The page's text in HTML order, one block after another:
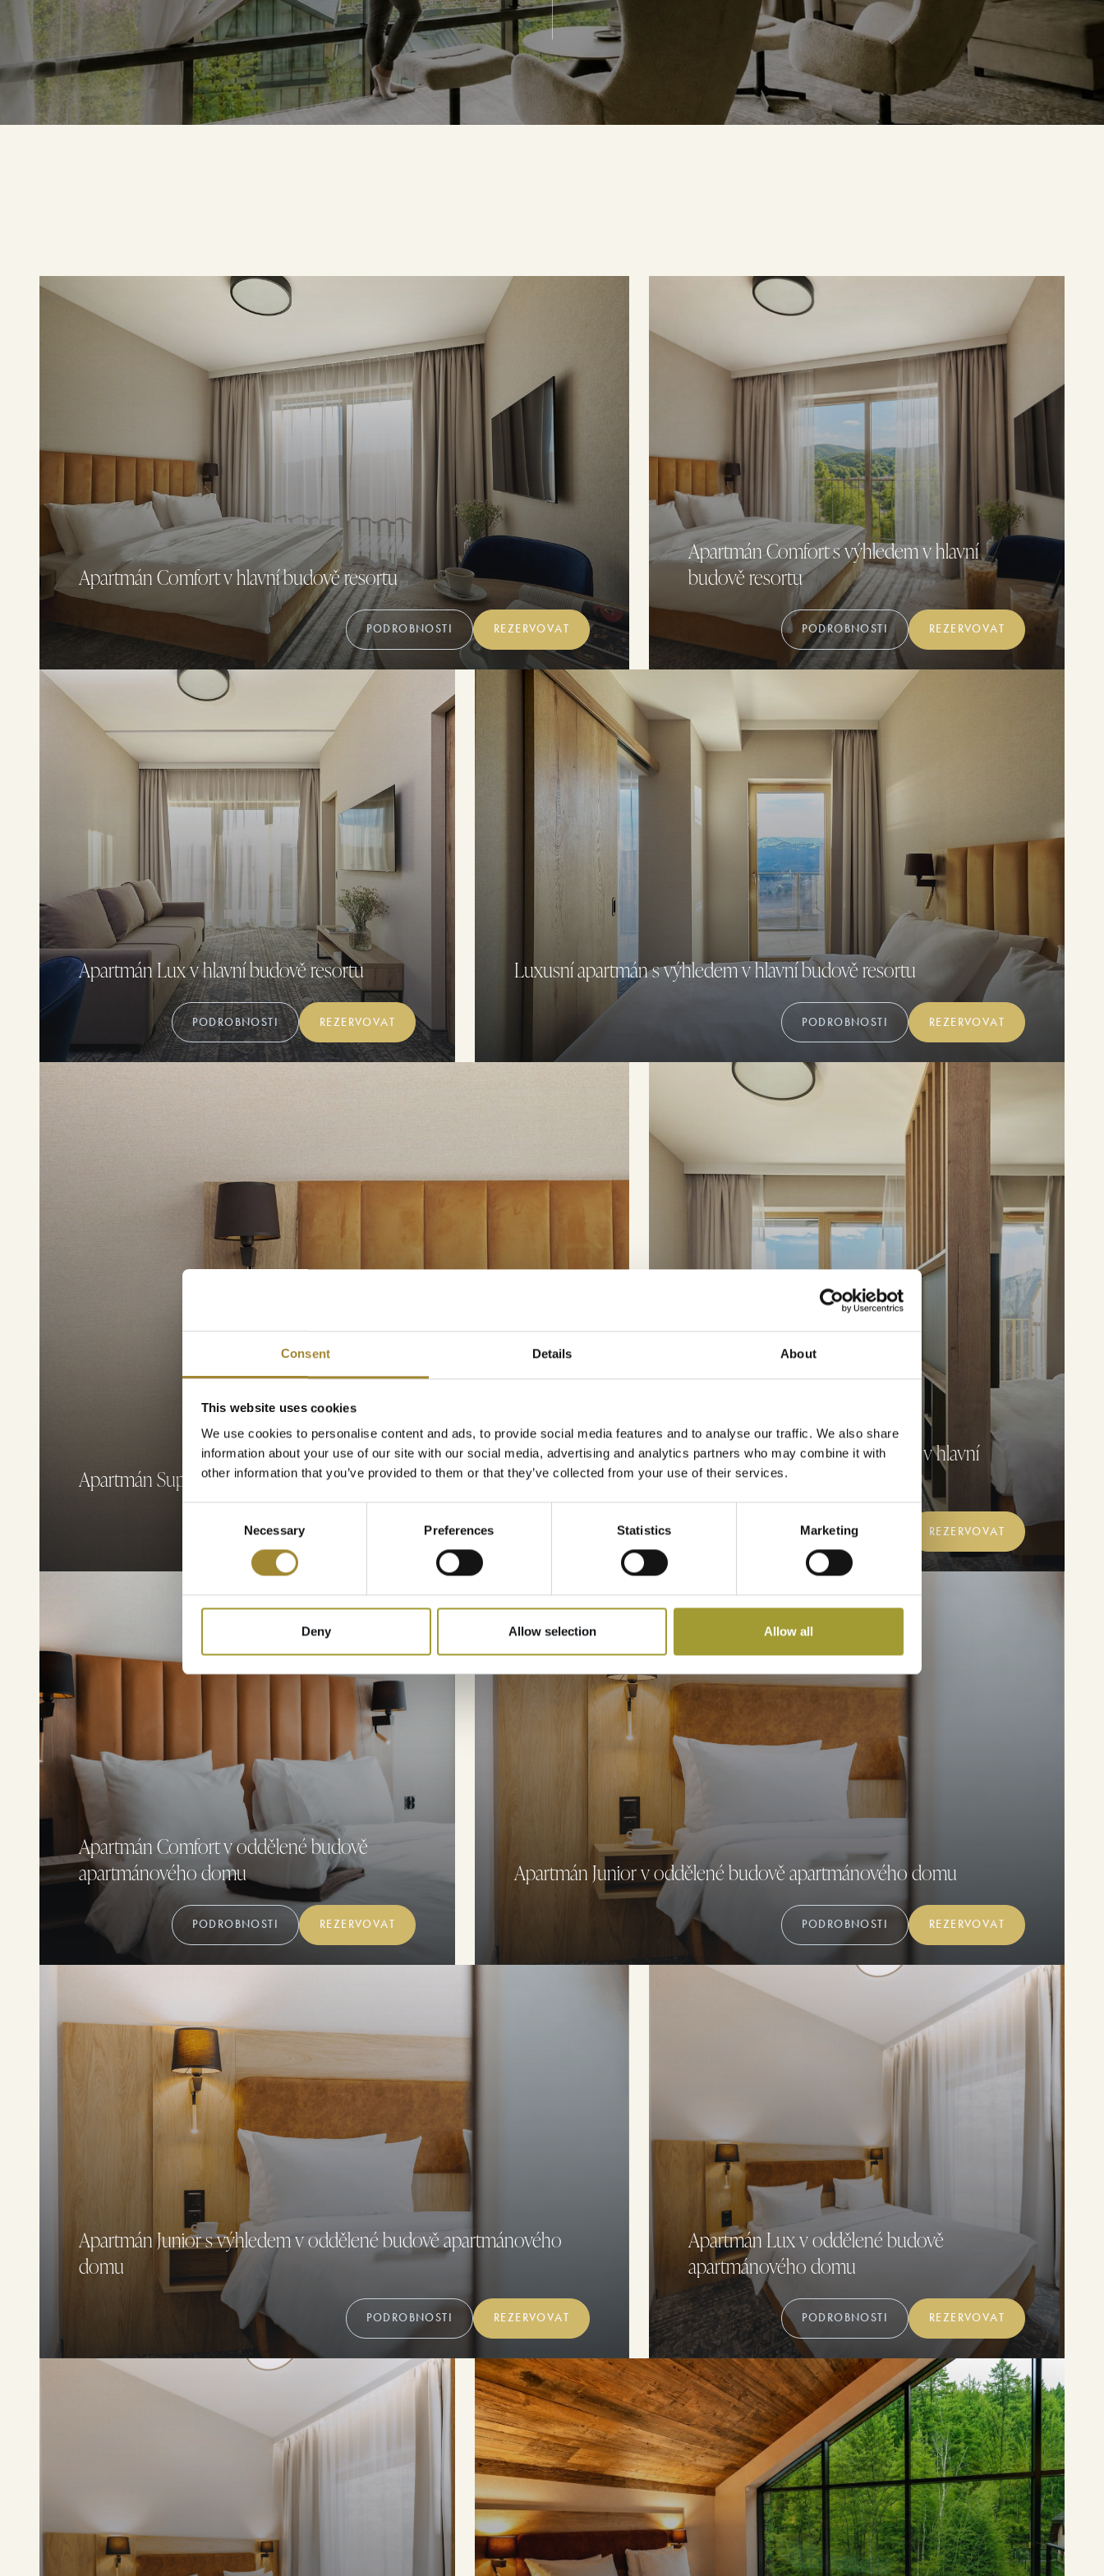
Consent Details About
This website uses cookies
We use cookies to personalise content and ads, to provide social media features and to analyse our traffic. We also share
information about your use of our site with our social media, advertising and analytics partners who may combine it with
other information that you’ve provided to them or that they’ve collected from your use of their services.
Necessary Preferences Statistics Marketing
Deny Allow selection Allow all
Apartmán Comfort v hlavní budově resortu
PODROBNOSTI REZERVOVAT
Apartmán Comfort s výhledem v hlavní
budově resortu
PODROBNOSTI REZERVOVAT
Apartmán Lux v hlavní budově resortu
PODROBNOSTI REZERVOVAT
Luxusní apartmán s výhledem v hlavní budově resortu
PODROBNOSTI REZERVOVAT
Apartmán Superior v hlavní budově resortu
PODROBNOSTI
Apartmán Superior s výhledem v hlavní
budově resortu
PODROBNOSTI REZERVOVAT
Apartmán Comfort v oddělené budově
apartmánového domu
PODROBNOSTI REZERVOVAT
Apartmán Junior v oddělené budově apartmánového domu
PODROBNOSTI REZERVOVAT
Apartmán Junior s výhledem v oddělené budově apartmánového
domu
PODROBNOSTI REZERVOVAT
Apartmán Lux v oddělené budově
apartmánového domu
PODROBNOSTI REZERVOVAT